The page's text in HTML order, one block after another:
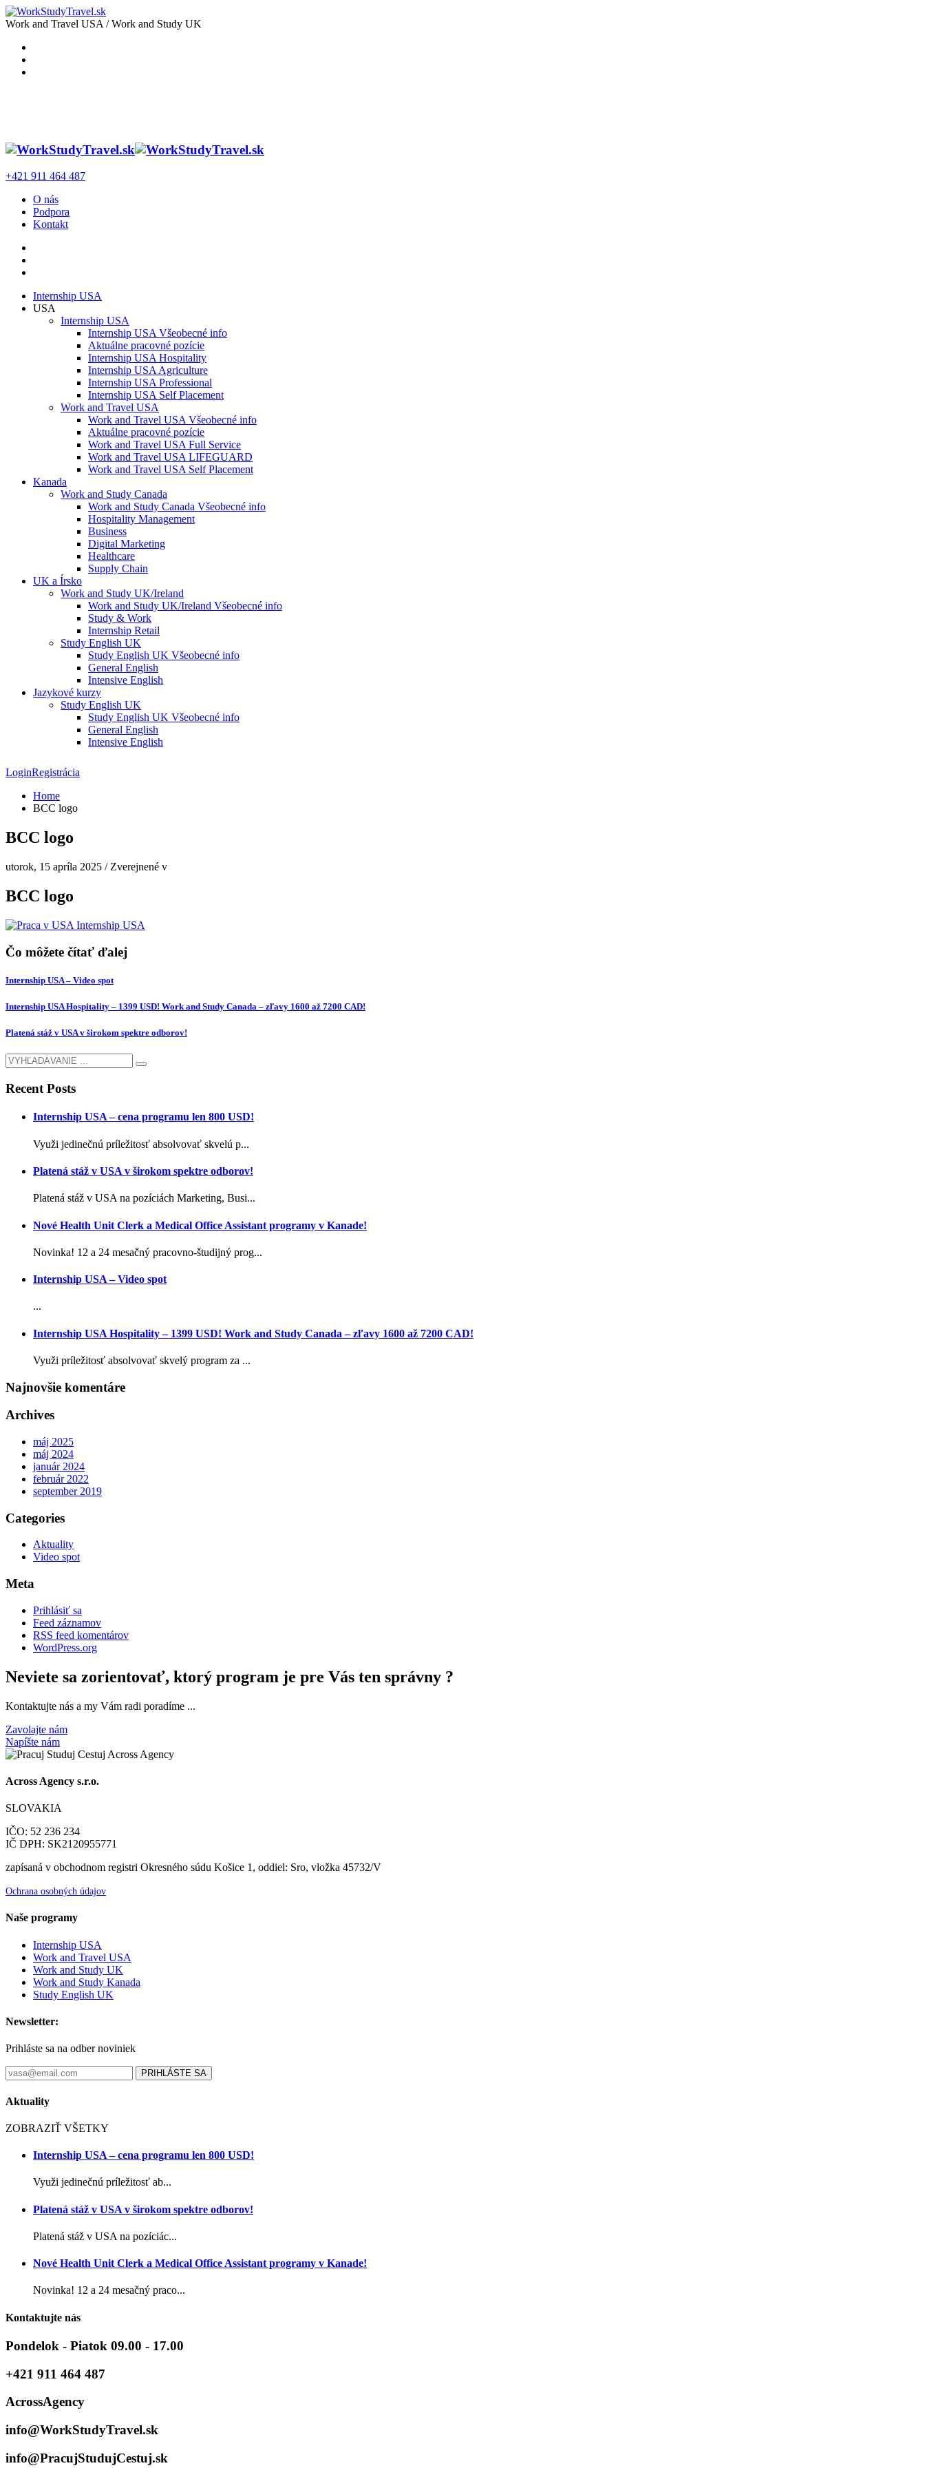
Work and Travel USA / Work and Study UK
+421 911 464 487
O nás
Podpora
Kontakt
Internship USA
USA
Internship USA
Internship USA Všeobecné info
Aktuálne pracovné pozície
Internship USA Hospitality
Internship USA Agriculture
Internship USA Professional
Internship USA Self Placement
Work and Travel USA
Work and Travel USA Všeobecné info
Aktuálne pracovné pozície
Work and Travel USA Full Service
Work and Travel USA LIFEGUARD
Work and Travel USA Self Placement
Kanada
Work and Study Canada
Work and Study Canada Všeobecné info
Hospitality Management
Business
Digital Marketing
Healthcare
Supply Chain
UK a Írsko
Work and Study UK/Ireland
Work and Study UK/Ireland Všeobecné info
Study & Work
Internship Retail
Study English UK
Study English UK Všeobecné info
General English
Intensive English
Jazykové kurzy
Study English UK
Study English UK Všeobecné info
General English
Intensive English
LoginRegistrácia
Home
BCC logo
BCC logo
utorok, 15 apríla 2025 / Zverejnené v
BCC logo
Čo môžete čítať ďalej
Internship USA – Video spot
Internship USA Hospitality – 1399 USD! Work and Study Canada – zľavy 1600 až 7200 CAD!
Platená stáž v USA v širokom spektre odborov!
Recent Posts
Internship USA – cena programu len 800 USD!
Využi jedinečnú príležitosť absolvovať skvelú p...
Platená stáž v USA v širokom spektre odborov!
Platená stáž v USA na pozíciách Marketing, Busi...
Nové Health Unit Clerk a Medical Office Assistant programy v Kanade!
Novinka! 12 a 24 mesačný pracovno-študijný prog...
Internship USA – Video spot
...
Internship USA Hospitality – 1399 USD! Work and Study Canada – zľavy 1600 až 7200 CAD!
Využi príležitosť absolvovať skvelý program za ...
Najnovšie komentáre
Archives
máj 2025
máj 2024
január 2024
február 2022
september 2019
Categories
Aktuality
Video spot
Meta
Prihlásiť sa
Feed záznamov
RSS feed komentárov
WordPress.org
Neviete sa zorientovať, ktorý program je pre Vás ten správny ?
Kontaktujte nás a my Vám radi poradíme ...
Zavolajte nám
Napíšte nám
Across Agency s.r.o.
SLOVAKIA
IČO: 52 236 234
IČ DPH: SK2120955771
zapísaná v obchodnom registri Okresného súdu Košice 1, oddiel: Sro, vložka 45732/V
Ochrana osobných údajov
Naše programy
Internship USA
Work and Travel USA
Work and Study UK
Work and Study Kanada
Study English UK
Newsletter:
Prihláste sa na odber noviniek
PRIHLÁSTE SA
Aktuality
ZOBRAZIŤ VŠETKY
Internship USA – cena programu len 800 USD!
Využi jedinečnú príležitosť ab...
Platená stáž v USA v širokom spektre odborov!
Platená stáž v USA na pozíciác...
Nové Health Unit Clerk a Medical Office Assistant programy v Kanade!
Novinka! 12 a 24 mesačný praco...
Kontaktujte nás
Pondelok - Piatok 09.00 - 17.00
+421 911 464 487
AcrossAgency
info@WorkStudyTravel.sk
info@PracujStudujCestuj.sk